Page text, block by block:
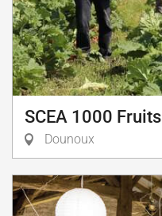
SCEA 1000 Fruits
Dounoux